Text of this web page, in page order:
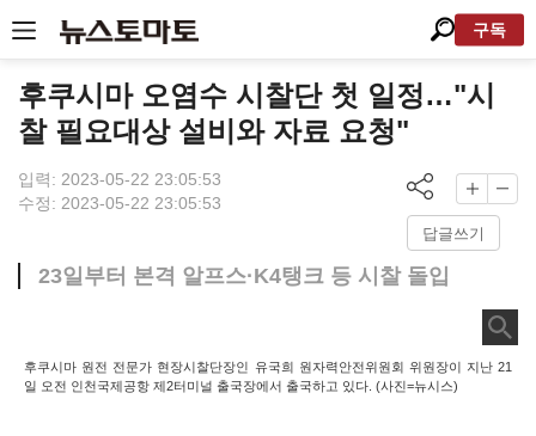
구독
후쿠시마 오염수 시찰단 첫 일정…"시
찰 필요대상 설비와 자료 요청"
입력: 2023-05-22 23:05:53
수정: 2023-05-22 23:05:53
답글쓰기
23일부터 본격 알프스·K4탱크 등 시찰 돌입
후쿠시마 원전 전문가 현장시찰단장인 유국희 원자력안전위원회 위원장이 지난 21
일 오전 인천국제공항 제2터미널 출국장에서 출국하고 있다. (사진=뉴시스)